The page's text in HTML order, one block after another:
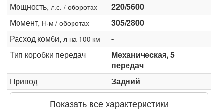
Мощность, л.с. / оборотах
220/5600
Момент, Н·м / оборотах
305/2800
Расход комби, л на 100 км
-
Тип коробки передач
Механическая, 5
передач
Привод
Задний
Показать все характеристики